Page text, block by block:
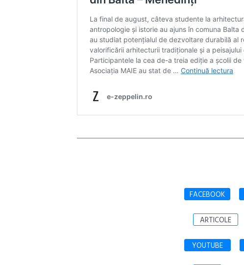
FACEBOOK
ARTICOLE
YOUTUBE